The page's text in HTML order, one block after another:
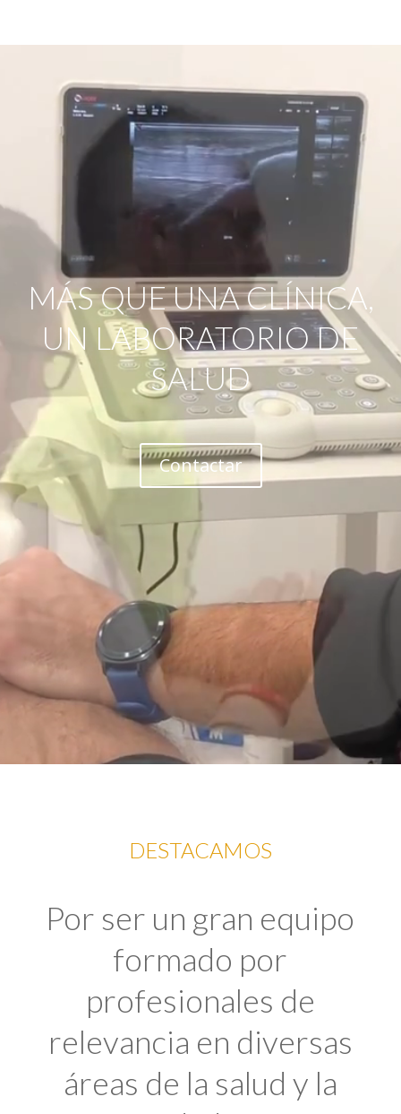
MÁS QUE UNA CLÍNICA,
UN LABORATORIO DE
SALUD
Contactar
DESTACAMOS
Por ser un gran equipo
formado por
profesionales de
relevancia en diversas
áreas de la salud y la